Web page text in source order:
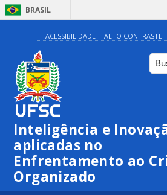
BRASIL
ACESSIBILIDADE ALTO CONTRASTE
Inteligência e
aplicadas no
Enfrentamento ao
Organizado